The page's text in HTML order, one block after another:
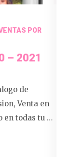
POR
– 2021
de
Venta en
en todas tu …